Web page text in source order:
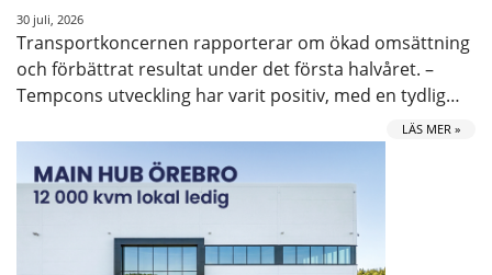
30 juli, 2026
Transportkoncernen rapporterar om ökad omsättning
och förbättrat resultat under det första halvåret. –
Tempcons utveckling har varit positiv, med en tydlig…
LÄS MER »